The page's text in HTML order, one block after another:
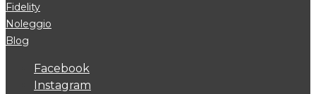
Fidelity
Noleggio
Blog
Facebook
Instagram